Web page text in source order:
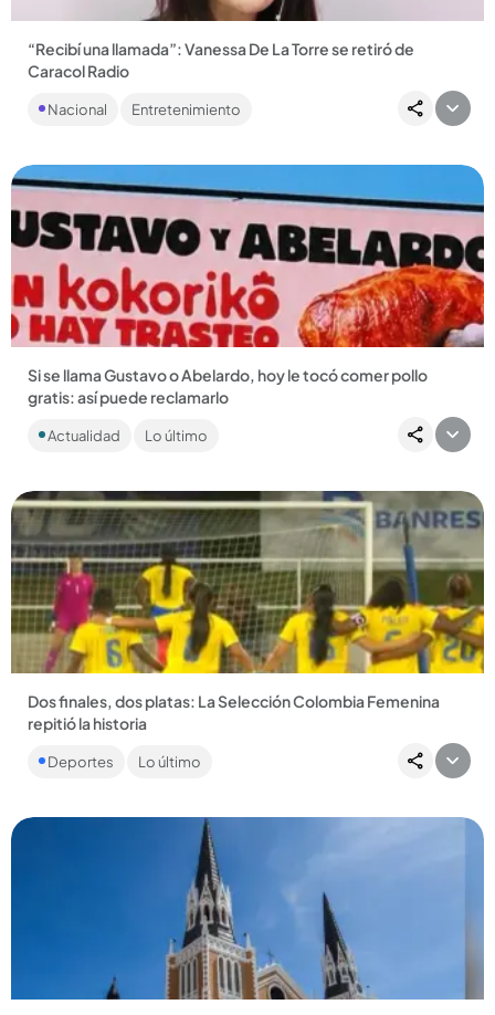
“Recibí una llamada”: Vanessa De La Torre se retiró de
Caracol Radio
periodista caleña contó que aceptó una oferta que cambiará
Nacional Entretenimiento
Compartir Noticia
Si se llama Gustavo o Abelardo, hoy le tocó comer pollo
gratis: así puede reclamarlo
para ocupar la Casa de Nariño, una marca decidió ponerle
Actualidad Lo último
Compartir Noticia
Dos finales, dos platas: La Selección Colombia Femenina
repitió la historia
escapar la ventaja y la presea dorada se definió desde el
Deportes Lo último
Compartir Noticia